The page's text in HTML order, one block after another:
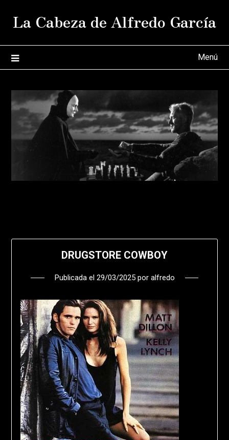
La Cabeza de Alfredo García
Menú
DRUGSTORE COWBOY
Publicada el 29/03/2025por alfredo